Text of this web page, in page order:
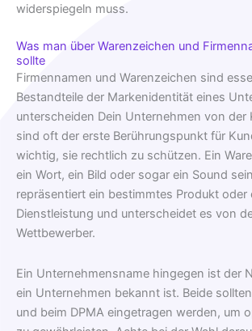
widerspiegeln muss.
Was man über Warenzeichen und
sollte
Firmennamen und Warenzeichen sind
Bestandteile der Markenidentität eines
unterscheiden Dein Unternehmen von der
sind oft der erste Berührungspunkt für
wichtig, sie rechtlich zu schützen. Ein
ein Wort, ein Bild oder sogar ein Sound
repräsentiert ein bestimmtes Produkt oder
Dienstleistung und unterscheidet es von
Wettbewerber.
Ein Unternehmensname hingegen ist der
ein Unternehmen bekannt ist. Beide
und beim DPMA eingetragen werden, um